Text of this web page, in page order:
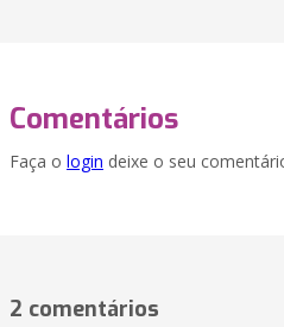
Comentários
Faça o login deixe o seu
2 comentários